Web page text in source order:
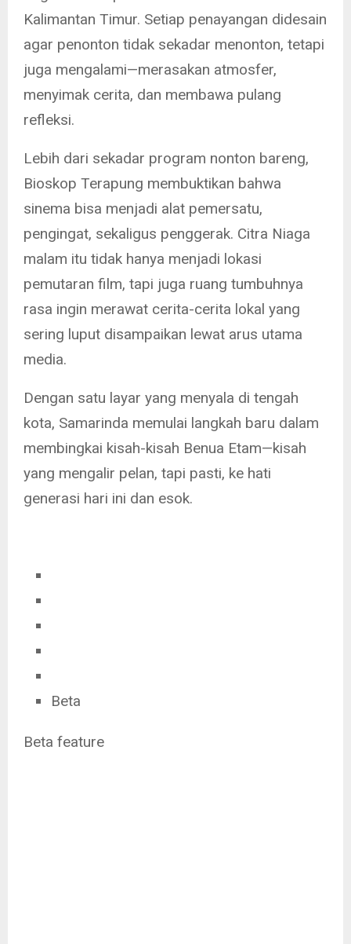
Kalimantan Timur. Setiap penayangan didesain
agar penonton tidak sekadar menonton, tetapi
juga mengalami—merasakan atmosfer,
menyimak cerita, dan membawa pulang
refleksi.
Lebih dari sekadar program nonton bareng,
Bioskop Terapung membuktikan bahwa
sinema bisa menjadi alat pemersatu,
pengingat, sekaligus penggerak. Citra Niaga
malam itu tidak hanya menjadi lokasi
pemutaran film, tapi juga ruang tumbuhnya
rasa ingin merawat cerita-cerita lokal yang
sering luput disampaikan lewat arus utama
media.
Dengan satu layar yang menyala di tengah
kota, Samarinda memulai langkah baru dalam
membingkai kisah-kisah Benua Etam—kisah
yang mengalir pelan, tapi pasti, ke hati
generasi hari ini dan esok.
Beta
Beta feature